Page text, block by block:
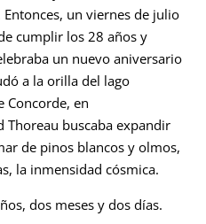
un viernes de julio
cumplir los 28 años y
un nuevo aniversario
a la orilla del lago
Concorde, en
Thoreau buscaba expandir
de pinos blancos y olmos,
la inmensidad cósmica.
dos meses y dos días.